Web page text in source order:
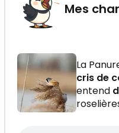
Mes
La
cris de
entend